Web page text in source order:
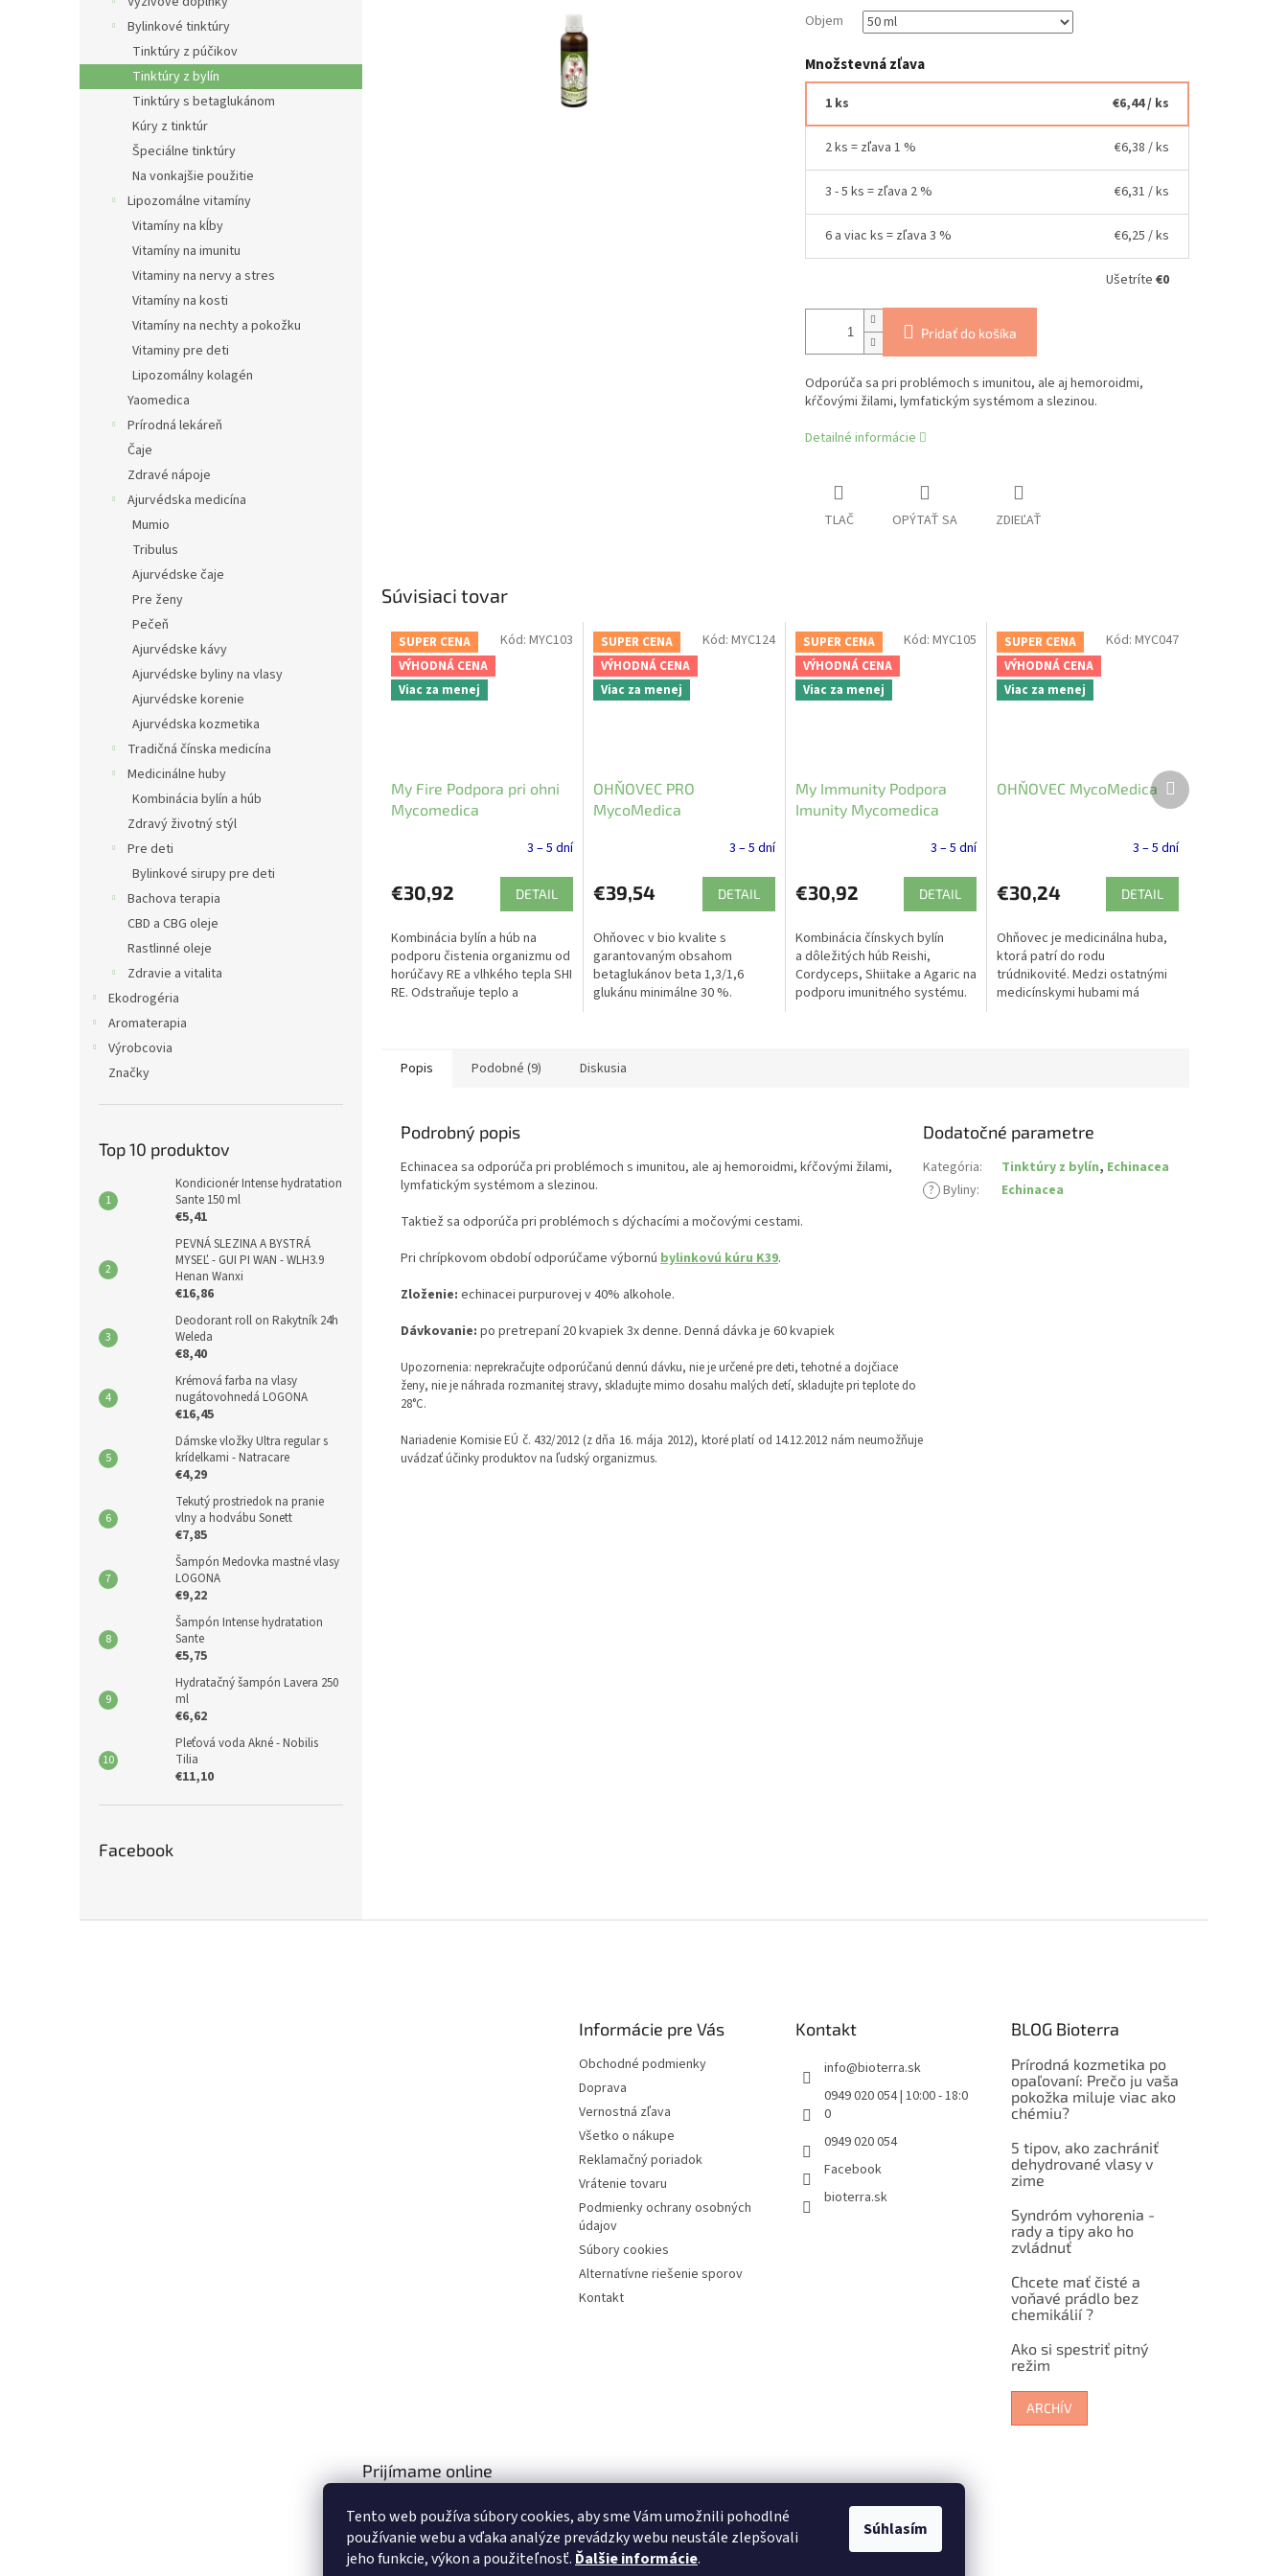
Tento web používa súbory cookies, aby sme Vám umožnili pohodlné
používanie webu a vďaka analýze prevádzky webu neustále zlepšovali
jeho funkcie, výkon a použiteľnosť. Ďalšie informácie.
Súhlasím
Bylinkové tinktúry
Tinktúry z púčikov
Tinktúry z bylín
Tinktúry s betaglukánom
Kúry z tinktúr
Špeciálne tinktúry
Na vonkajšie použitie
Lipozomálne vitamíny
Vitamíny na kĺby
Vitamíny na imunitu
Vitaminy na nervy a stres
Vitamíny na kosti
Vitamíny na nechty a pokožku
Vitaminy pre deti
Lipozomálny kolagén
Yaomedica
Prírodná lekáreň
Čaje
Zdravé nápoje
Ajurvédska medicína
Mumio
Tribulus
Ajurvédske čaje
Pre ženy
Pečeň
Ajurvédske kávy
Ajurvédske byliny na vlasy
Ajurvédske korenie
Ajurvédska kozmetika
Tradičná čínska medicína
Medicinálne huby
Kombinácia bylín a húb
Zdravý životný stýl
Pre deti
Bylinkové sirupy pre deti
Bachova terapia
CBD a CBG oleje
Rastlinné oleje
Zdravie a vitalita
Ekodrogéria
Aromaterapia
Výrobcovia
Značky
Top 10 produktov
Kondicionér Intense hydratation
Sante 150 ml
€5,41
PEVNÁ SLEZINA A BYSTRÁ
MYSEĽ - GUI PI WAN - WLH3.9
Henan Wanxi
€16,86
Deodorant roll on Rakytník 24h
Weleda
€8,40
Krémová farba na vlasy
nugátovohnedá LOGONA
€16,45
Dámske vložky Ultra regular s
krídelkami - Natracare
€4,29
Tekutý prostriedok na pranie
vlny a hodvábu Sonett
€7,85
Šampón Medovka mastné vlasy
LOGONA
€9,22
Šampón Intense hydratation
Sante
€5,75
Hydratačný šampón Lavera 250
ml
€6,62
Pleťová voda Akné - Nobilis
Tilia
€11,10
Facebook
Objem
Množstevná zľava
1 ks €6,44/ ks
2 ks = zľava 1 % €6,38 / ks
3 - 5 ks = zľava 2 % €6,31 / ks
6 a viac ks = zľava 3 % €6,25 / ks
Ušetríte €0
Pridať do košíka
Odporúča sa pri problémoch s imunitou, ale aj hemoroidmi,
kŕčovými žilami, lymfatickým systémom a slezinou.
Detailné informácie
TLAČ OPÝTAŤ SA ZDIEĽAŤ
Súvisiaci tovar
SUPER CENA
VÝHODNÁ CENA
Viac za menej
My Fire Podpora pri ohni
Mycomedica
3 – 5 dní
€30,92 DETAIL
Kombinácia bylín a húb na
podporu čistenia organizmu od
horúčavy RE a vlhkého tepla SHI
RE. Odstraňuje teplo a
Kód: MYC103
SUPER CENA
VÝHODNÁ CENA
Viac za menej
OHŇOVEC PRO
MycoMedica
3 – 5 dní
€39,54 DETAIL
Ohňovec v bio kvalite s
garantovaným obsahom
betaglukánov beta 1,3/1,6
glukánu minimálne 30 %.
Kód: MYC124
SUPER CENA
VÝHODNÁ CENA
Viac za menej
My Immunity Podpora
Imunity Mycomedica
3 – 5 dní
€30,92 DETAIL
Kombinácia čínskych bylín
a dôležitých húb Reishi,
Cordyceps, Shiitake a Agaric na
podporu imunitného systému.
Kód:MYC105
SUPER CENA
VÝHODNÁ CENA
Viac za menej
OHŇOVEC MycoMedica
3 – 5 dní
€30,24 DETAIL
Ohňovec je medicinálna huba,
ktorá patrí do rodu
trúdnikovité. Medzi ostatnými
medicínskymi hubami má
Kód: MYC047
Ďalší
produkt
Popis Podobné (9) Diskusia
Podrobný popis
Echinacea sa odporúča pri problémoch s imunitou, ale aj hemoroidmi, kŕčovými žilami,
lymfatickým systémom a slezinou.
Taktiež sa odporúča pri problémoch s dýchacími a močovými cestami.
Pri chrípkovom období odporúčame výbornú bylinkovú kúru K39.
Zloženie: echinacei purpurovej v 40% alkohole.
Dávkovanie: po pretrepaní 20 kvapiek 3x denne. Denná dávka je 60 kvapiek
Upozornenia: neprekračujte odporúčanú dennú dávku, nie je určené pre deti, tehotné a dojčiace
ženy, nie je náhrada rozmanitej stravy, skladujte mimo dosahu malých detí, skladujte pri teplote do
28°C.
Nariadenie Komisie EÚ č. 432/2012 (z dňa 16. mája 2012), ktoré platí od 14.12.2012 nám neumožňuje
uvádzať účinky produktov na ľudský organizmus.
Dodatočné parametre
Kategória: Tinktúry z bylín, Echinacea
? Byliny: Echinacea
Informácie pre Vás
Obchodné podmienky
Doprava
Vernostná zľava
Všetko o nákupe
Reklamačný poriadok
Vrátenie tovaru
Podmienky ochrany osobných
údajov
Súbory cookies
Alternatívne riešenie sporov
Kontakt
Kontakt
info@bioterra.sk
0949 020 054 | 10:00 - 18:0
0
0949 020 054
Facebook
bioterra.sk
BLOG Bioterra
Prírodná kozmetika po
opaľovaní: Prečo ju vaša
pokožka miluje viac ako
chémiu?
5 tipov, ako zachrániť
dehydrované vlasy v
zime
Syndróm vyhorenia -
rady a tipy ako ho
zvládnuť
Chcete mať čisté a
voňavé prádlo bez
chemikálií ?
Ako si spestriť pitný
režim
ARCHÍV
Prijímame online
platby